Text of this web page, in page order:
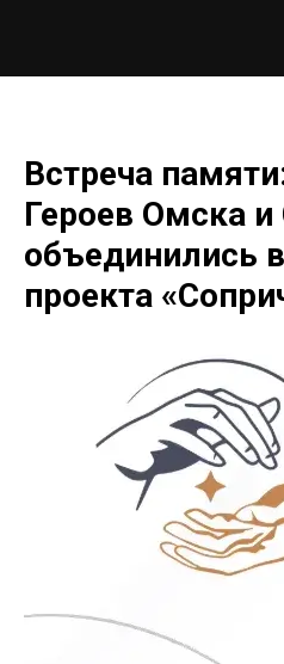
Встреча
Героев Омска и
объединились
проекта